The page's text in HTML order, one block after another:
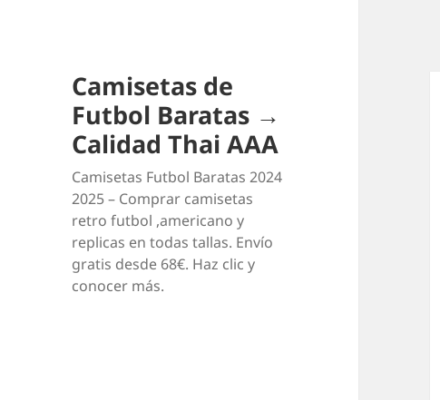
Camisetas de
Futbol Baratas →
Calidad Thai AAA
Camisetas Futbol Baratas 2024
2025 – Comprar camisetas
retro futbol ,americano y
replicas en todas tallas. Envío
gratis desde 68€. Haz clic y
conocer más.